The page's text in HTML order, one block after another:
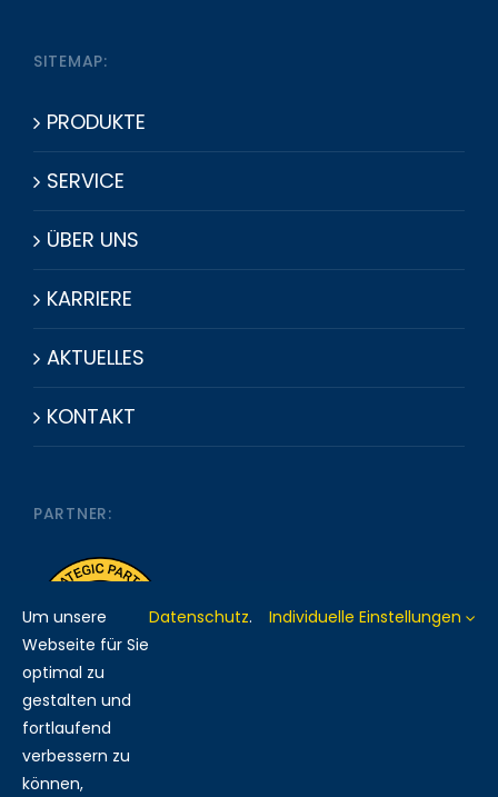
SITEMAP:
PRODUKTE
SERVICE
ÜBER UNS
KARRIERE
AKTUELLES
KONTAKT
PARTNER:
MITGLIED BEI:
Um unsere
Webseite für Sie
optimal zu
gestalten und
fortlaufend
verbessern zu
können,
Datenschutz. Individuelle Einstellungen